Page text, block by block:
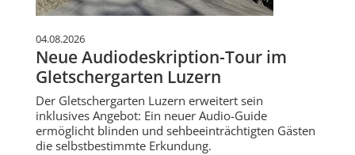
04.08.2026
Neue Audiodeskription-Tour im
Gletschergarten Luzern
Der Gletschergarten Luzern erweitert sein
inklusives Angebot: Ein neuer Audio-Guide
ermöglicht blinden und sehbeeinträchtigten Gästen
die selbstbestimmte Erkundung.